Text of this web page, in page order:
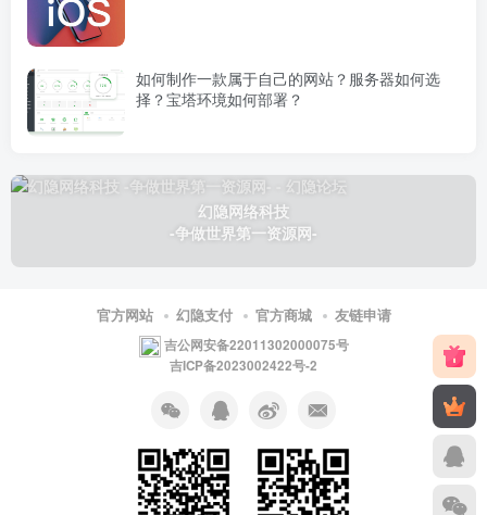
如何制作一款属于自己的网站？服务器如何选
择？宝塔环境如何部署？
幻隐网络科技
-争做世界第一资源网-
官方网站 幻隐支付 官方商城 友链申请
吉公网安备22011302000075号
吉ICP备2023002422号-2